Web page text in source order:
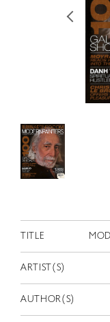
RETRACE
コンサート
JP
TITLE
ARTIST(S)
AUTHOR(S)